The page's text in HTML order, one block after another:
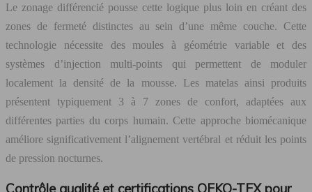
Le zonage différencié pousse cette logique plus loin en créant des
zones de fermeté distinctes au sein d’une même couche. Cette
technologie nécessite des moules à géométrie variable et des
systèmes d’injection multi-points qui permettent de moduler
localement la densité de la mousse. Les matelas ainsi produits
présentent typiquement 3 à 7 zones de confort, adaptées aux
différentes parties du corps humain. Cette approche biomécanique
améliore significativement l’alignement vertébral et réduit les points
de pression nocturnes.